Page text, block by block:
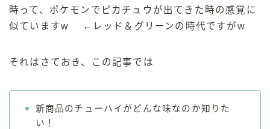
CRAFT－196℃
こだわり酒場
BAR Pomum（バー・ポームム）
ジムビームハイボール
時って、ポケモンでピカチュウが出てきた時の感覚に
似ていますw ←レッド＆グリーンの時代ですがw
それはさておき、この記事では
新商品のチューハイがどんな味なのか知りた
い！